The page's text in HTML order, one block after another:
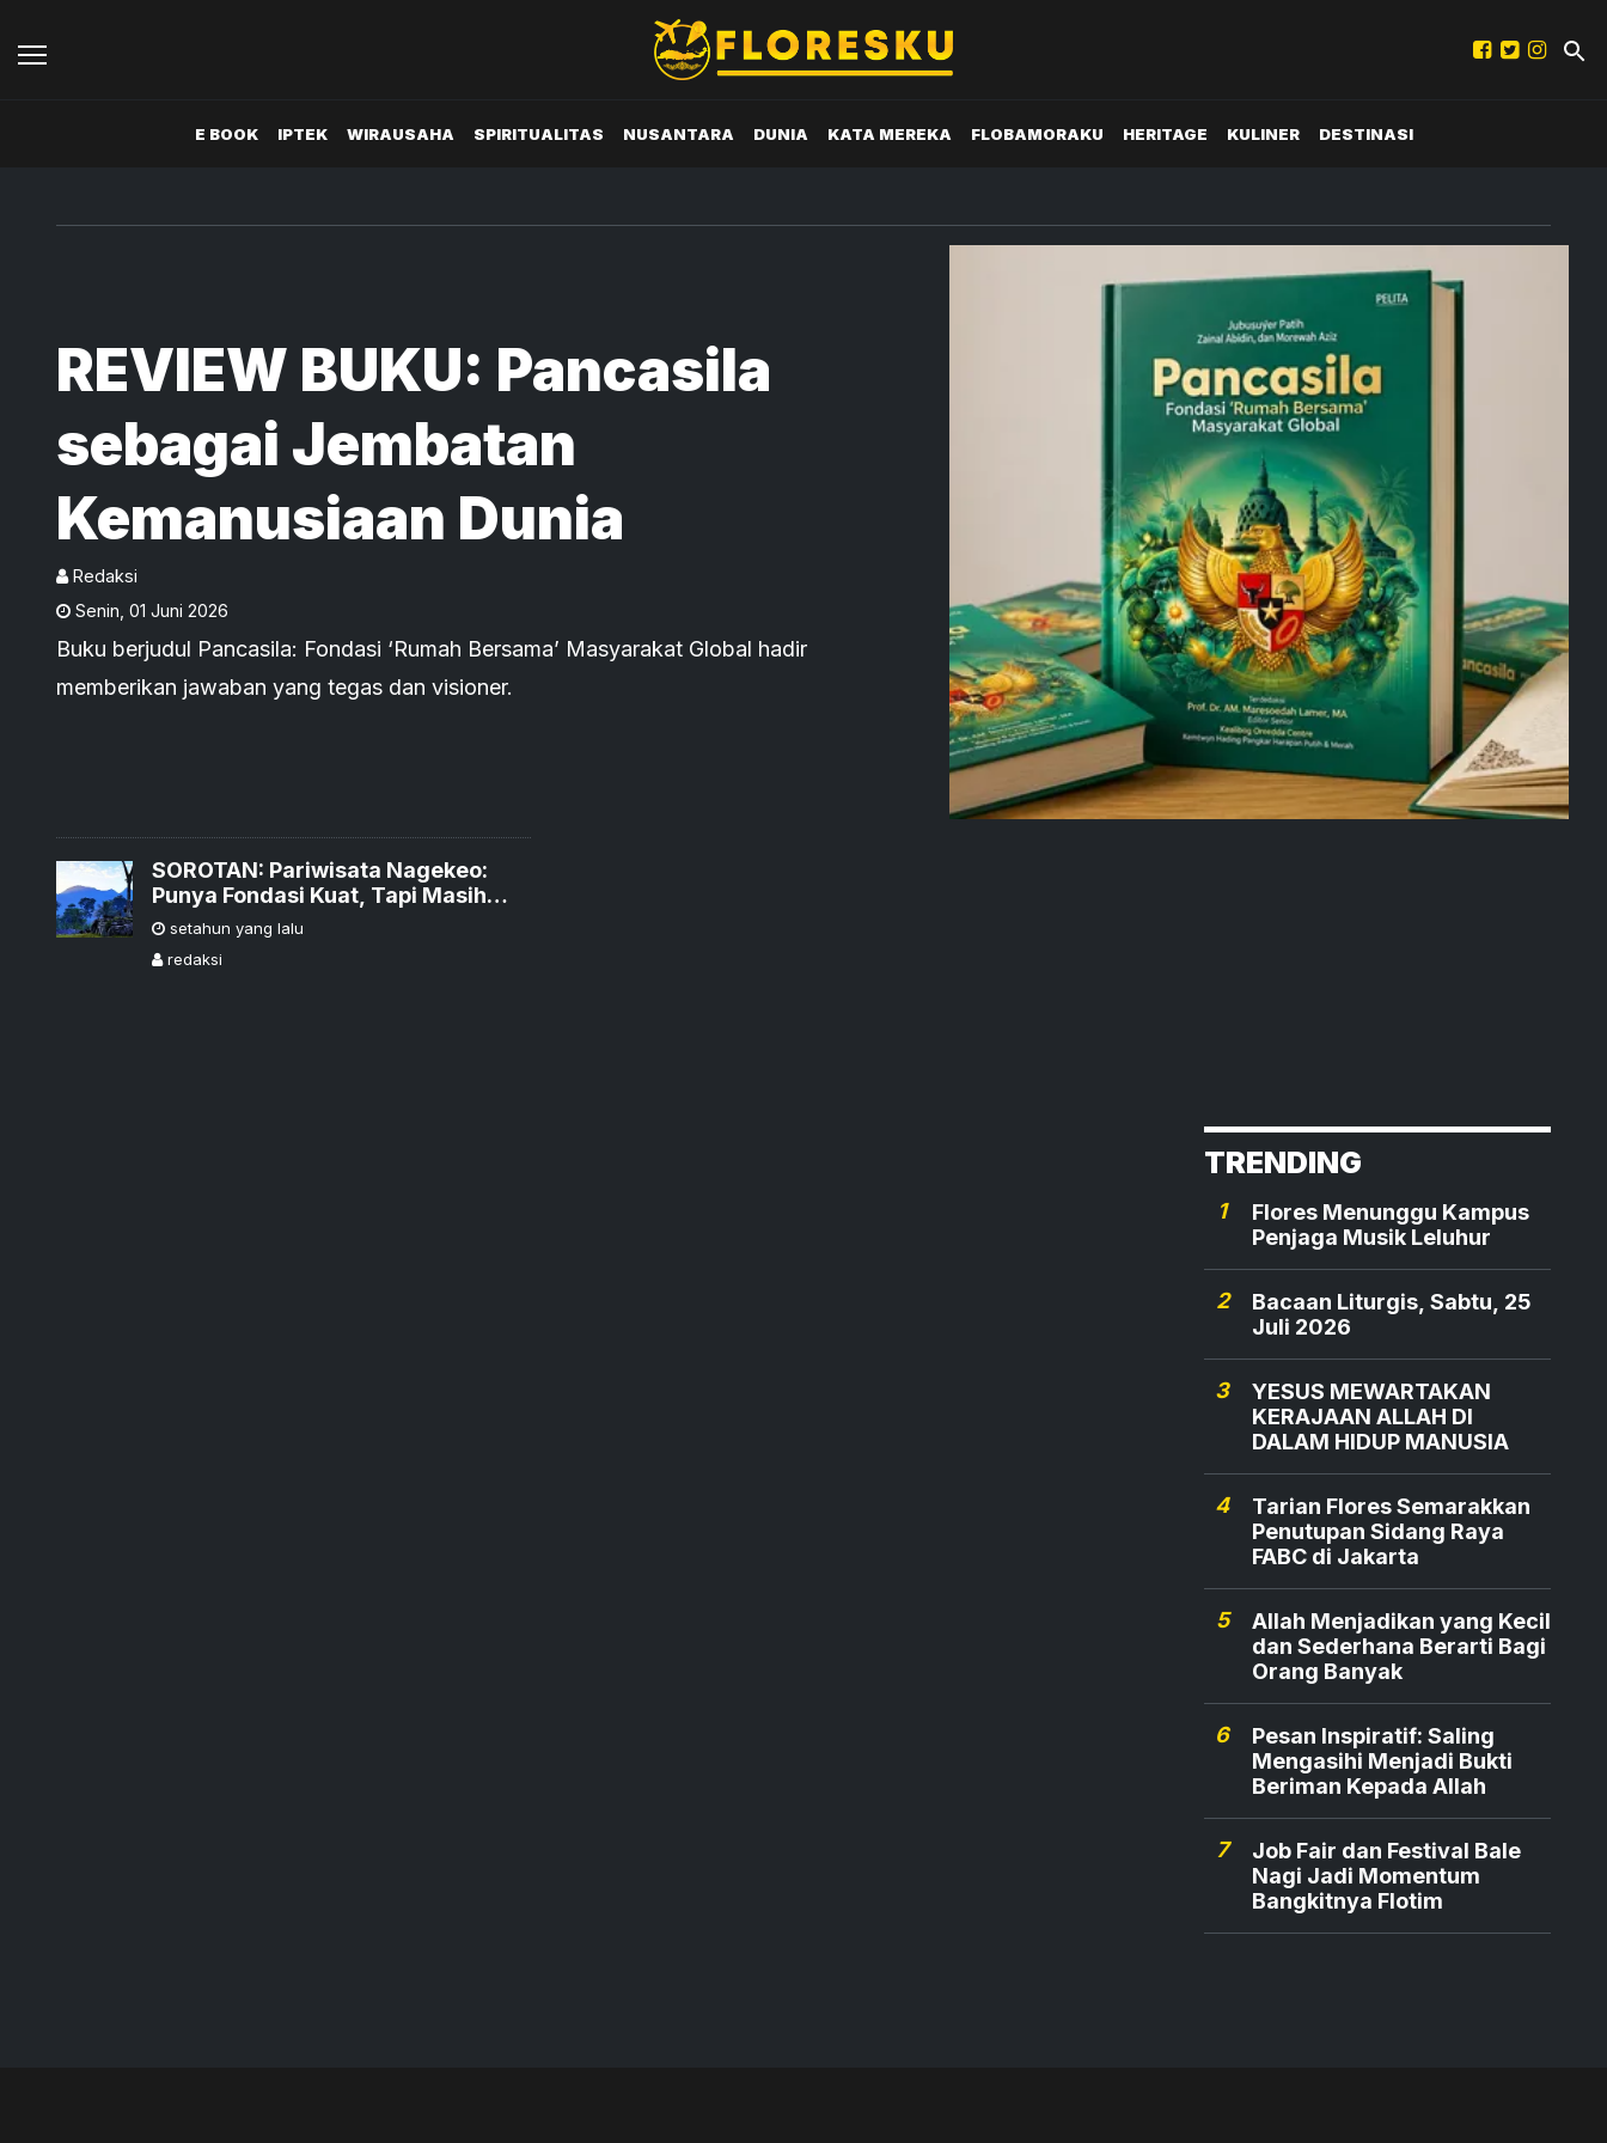
E BOOK IPTEK WIRAUSAHA SPIRITUALITAS NUSANTARA DUNIA KATA MEREKA FLOBAMORAKU HERITAGE KULINER DESTINASI
REVIEW BUKU: Pancasila
sebagai Jembatan
Kemanusiaan Dunia
Redaksi
Senin 01 Juni 2026
Buku berjudul Pancasila: Fondasi ‘Rumah Bersama’ Masyarakat Global hadir
memberikan jawaban yang tegas dan visioner.
SOROTAN: Pariwisata Nagekeo:
Punya Fondasi Kuat, Tapi Masih
Lemah Gebrakan
setahun yang lalu
redaksi
TRENDING
1
Flores Menunggu Kampus
Penjaga Musik Leluhur
2
Bacaan Liturgis, Sabtu, 25
Juli 2026
3
YESUS MEWARTAKAN
KERAJAAN ALLAH DI
DALAM HIDUP MANUSIA
4
Tarian Flores Semarakkan
Penutupan Sidang Raya
FABC di Jakarta
5
Allah Menjadikan yang Kecil
dan Sederhana Berarti Bagi
Orang Banyak
6
Pesan Inspiratif: Saling
Mengasihi Menjadi Bukti
Beriman Kepada Allah
7
Job Fair dan Festival Bale
Nagi Jadi Momentum
Bangkitnya Flotim